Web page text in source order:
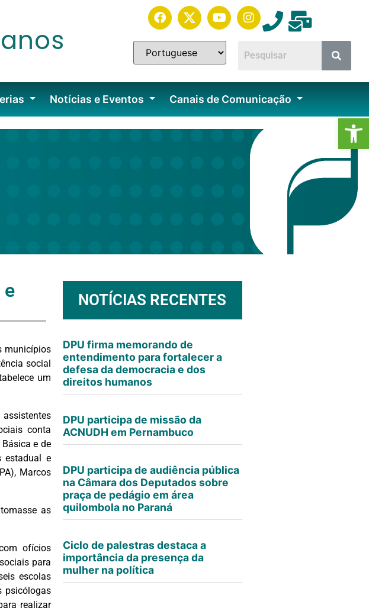
Notícias e Eventos Canais de Comunicação
e
municípios
social
um
conta
e de
estadual e
Marcos
as
ofícios
para
escolas
psicólogas
realizar
NOTÍCIAS RECENTES
DPU firma memorando de
entendimento para fortalecer a
defesa da democracia e dos
direitos humanos
DPU participa de missão da
ACNUDH em Pernambuco
DPU participa de audiência pública
na Câmara dos Deputados sobre
praça de pedágio em área
quilombola no Paraná
Ciclo de palestras destaca a
importância da presença da
mulher na política